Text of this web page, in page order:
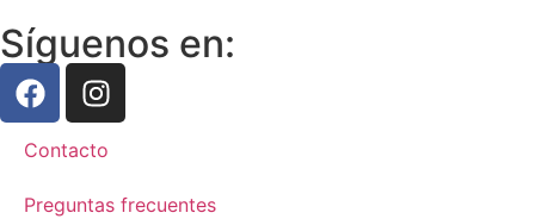
Síguenos en:
Contacto
Preguntas frecuentes